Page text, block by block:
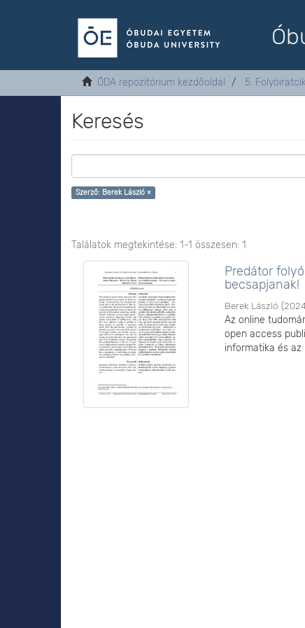
ÓDA repozitórium kezdőoldal 5.
Keresés
Szerző: Berek László ×
Találatok megtekintése: 1-1 összesen: 1
Predátor
becsapjanak!
Berek László (
Az online
open access
informatika és az